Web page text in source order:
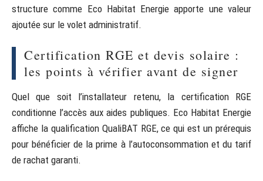
structure comme Eco Habitat Energie apporte une valeur
ajoutée sur le volet administratif.
Certification RGE et devis solaire :
les points à vérifier avant de signer
Quel que soit l’installateur retenu, la certification RGE
conditionne l’accès aux aides publiques. Eco Habitat Energie
affiche la qualification QualiBAT RGE, ce qui est un prérequis
pour bénéficier de la prime à l’autoconsommation et du tarif
de rachat garanti.